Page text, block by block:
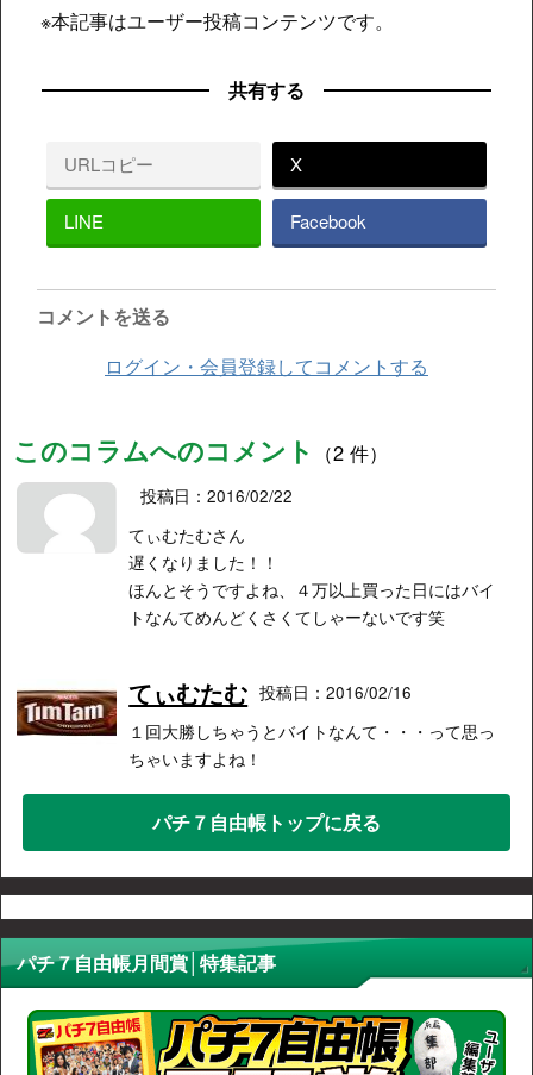
※本記事はユーザー投稿コンテンツです。
共有する
URLコピー X
LINE Facebook
コメントを送る
ログイン・会員登録してコメントする
このコラムへのコメント （2 件）
投稿日：2016/02/22
てぃむたむさん
遅くなりました！！
ほんとそうですよね、４万以上買った日にはバイ
トなんてめんどくさくてしゃーないです笑
てぃむたむ 投稿日：2016/02/16
１回大勝しちゃうとバイトなんて・・・って思っ
ちゃいますよね！
パチ７自由帳トップに戻る
パチ７自由帳月間賞│特集記事